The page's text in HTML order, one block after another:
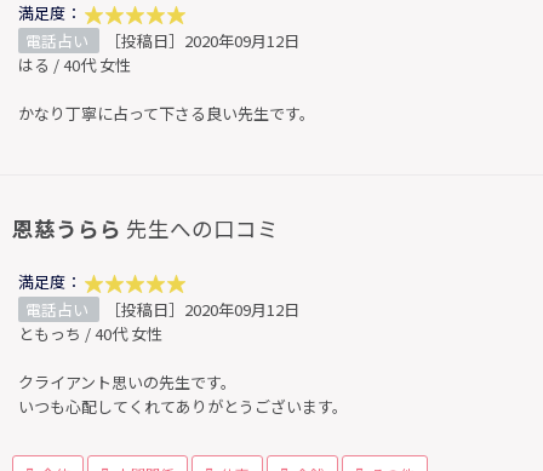
満足度：
電話占い
［投稿日］2020年09月12日
はる / 40代 女性
かなり丁寧に占って下さる良い先生です。
恩慈うらら 先生への口コミ
満足度：
電話占い
［投稿日］2020年09月12日
ともっち / 40代 女性
クライアント思いの先生です。
いつも心配してくれてありがとうございます。